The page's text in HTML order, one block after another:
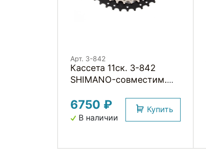
Арт. 3-842
Кассета 11ск. 3-842
SHIMANO-совместим.
21T-24T-28T-32T-36T-
42T, (инд.уп) 539г,
6750 ₽
В наличии
Купить